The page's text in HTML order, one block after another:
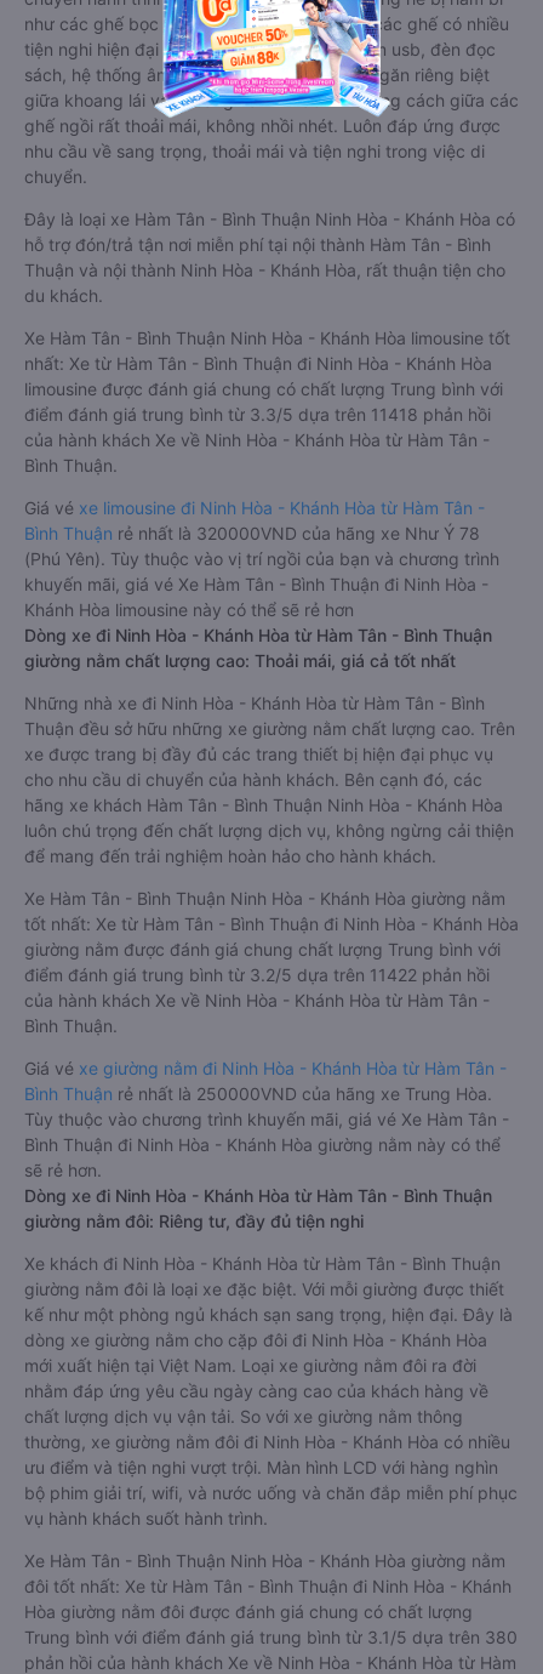
như các ghế bọc da bình thường. Kèm theo các ghế có nhiều
tiện nghi hiện đại như ti-vi, tủ lạnh mini, ổ cắm usb, đèn đọc
sách, hệ thống âm thanh cao cấp. Có vách ngăn riêng biệt
giữa khoang lái và khoang hành khách. Khoảng cách giữa các
ghế ngồi rất thoải mái, không nhồi nhét. Luôn đáp ứng được
nhu cầu về sang trọng, thoải mái và tiện nghi trong việc di
chuyển.
Đây là loại xe Hàm Tân - Bình Thuận Ninh Hòa - Khánh Hòa có
hỗ trợ đón/trả tận nơi miễn phí tại nội thành Hàm Tân - Bình
Thuận và nội thành Ninh Hòa - Khánh Hòa, rất thuận tiện cho
du khách.
Xe Hàm Tân - Bình Thuận Ninh Hòa - Khánh Hòa limousine tốt
nhất: Xe từ Hàm Tân - Bình Thuận đi Ninh Hòa - Khánh Hòa
limousine được đánh giá chung có chất lượng Trung bình với
điểm đánh giá trung bình từ 3.3/5 dựa trên 11418 phản hồi
của hành khách Xe về Ninh Hòa - Khánh Hòa từ Hàm Tân -
Bình Thuận.
Giá vé xe limousine đi Ninh Hòa - Khánh Hòa từ Hàm Tân -
Bình Thuận rẻ nhất là 320000VND của hãng xe Như Ý 78
(Phú Yên). Tùy thuộc vào vị trí ngồi của bạn và chương trình
khuyến mãi, giá vé Xe Hàm Tân - Bình Thuận đi Ninh Hòa -
Khánh Hòa limousine này có thể sẽ rẻ hơn
Dòng xe đi Ninh Hòa - Khánh Hòa từ Hàm Tân - Bình Thuận
giường nằm chất lượng cao: Thoải mái, giá cả tốt nhất
Những nhà xe đi Ninh Hòa - Khánh Hòa từ Hàm Tân - Bình
Thuận đều sở hữu những xe giường nằm chất lượng cao. Trên
xe được trang bị đầy đủ các trang thiết bị hiện đại phục vụ
cho nhu cầu di chuyển của hành khách. Bên cạnh đó, các
hãng xe khách Hàm Tân - Bình Thuận Ninh Hòa - Khánh Hòa
luôn chú trọng đến chất lượng dịch vụ, không ngừng cải thiện
để mang đến trải nghiệm hoàn hảo cho hành khách.
Xe Hàm Tân - Bình Thuận Ninh Hòa - Khánh Hòa giường nằm
tốt nhất: Xe từ Hàm Tân - Bình Thuận đi Ninh Hòa - Khánh Hòa
giường nằm được đánh giá chung chất lượng Trung bình với
điểm đánh giá trung bình từ 3.2/5 dựa trên 11422 phản hồi
của hành khách Xe về Ninh Hòa - Khánh Hòa từ Hàm Tân -
Bình Thuận.
Giá vé xe giường nằm đi Ninh Hòa - Khánh Hòa từ Hàm Tân -
Bình Thuận rẻ nhất là 250000VND của hãng xe Trung Hòa.
Tùy thuộc vào chương trình khuyến mãi, giá vé Xe Hàm Tân -
Bình Thuận đi Ninh Hòa - Khánh Hòa giường nằm này có thể
sẽ rẻ hơn.
Dòng xe đi Ninh Hòa - Khánh Hòa từ Hàm Tân - Bình Thuận
giường nằm đôi: Riêng tư, đầy đủ tiện nghi
Xe khách đi Ninh Hòa - Khánh Hòa từ Hàm Tân - Bình Thuận
giường nằm đôi là loại xe đặc biệt. Với mỗi giường được thiết
kế như một phòng ngủ khách sạn sang trọng, hiện đại. Đây là
dòng xe giường nằm cho cặp đôi đi Ninh Hòa - Khánh Hòa
mới xuất hiện tại Việt Nam. Loại xe giường nằm đôi ra đời
nhằm đáp ứng yêu cầu ngày càng cao của khách hàng về
chất lượng dịch vụ vận tải. So với xe giường nằm thông
thường, xe giường nằm đôi đi Ninh Hòa - Khánh Hòa có nhiều
ưu điểm và tiện nghi vượt trội. Màn hình LCD với hàng nghìn
bộ phim giải trí, wifi, và nước uống và chăn đắp miễn phí phục
vụ hành khách suốt hành trình.
Xe Hàm Tân - Bình Thuận Ninh Hòa - Khánh Hòa giường nằm
đôi tốt nhất: Xe từ Hàm Tân - Bình Thuận đi Ninh Hòa - Khánh
Hòa giường nằm đôi được đánh giá chung có chất lượng
Trung bình với điểm đánh giá trung bình từ 3.1/5 dựa trên 380
phản hồi của hành khách Xe về Ninh Hòa - Khánh Hòa từ Hàm